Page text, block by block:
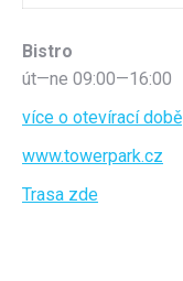
Bistro
út—ne 09:00—16:00
více o otevírací době
www.towerpark.cz
Trasa zde